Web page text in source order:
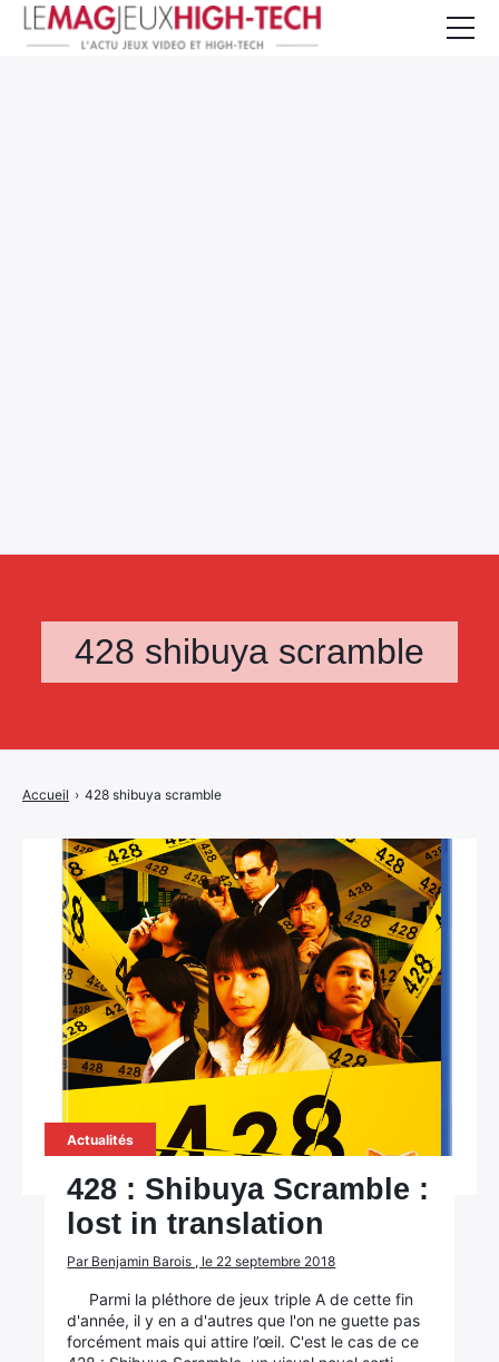
428 shibuya scramble
Accueil › 428 shibuya scramble
Actualités
428 : Shibuya Scramble :
lost in translation
Par Benjamin Barois , le 22 septembre 2018
Parmi la pléthore de jeux triple A de cette fin
d'année, il y en a d'autres que l'on ne guette pas
forcément mais qui attire l’œil. C'est le cas de ce